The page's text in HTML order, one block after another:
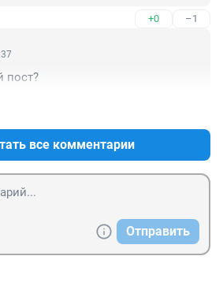
+0 –1
пост?
все комментарии
Отправить